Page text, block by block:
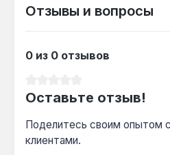
достаточный для срыва
при усилии до 200 Н·м.
Чем отличается от
Комбинированная
Отзывы и вопросы
0 из 0 отзывов
Оставьте отзыв!
Поделитесь своим опытом
клиентами.